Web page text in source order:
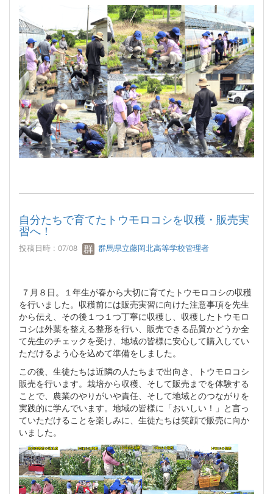
自分たちで育てたトウモロコシを収穫・販売実
習へ！
投稿日時 : 07/08 群馬県立藤岡北高等学校管理者
７月８日。１年生が春から大切に育てたトウモロコシの収穫
を行いました。収穫前には販売実習に向けた注意事項を先生
から伝え、その後１つ１つ丁寧に収穫し、収穫したトウモロ
コシは外葉を整える整形を行い、販売できる品質かどうか全
て先生のチェックを受け、地域の皆様に安心して購入してい
ただけるよう心を込めて準備をしました。
この後、生徒たちは近隣の人たちまで出向き、トウモロコシ
販売を行います。栽培から収穫、そして販売までを体験する
ことで、農業のやりがいや責任、そして地域とのつながりを
実践的に学んでいます。地域の皆様に「おいしい！」と言っ
ていただけることを楽しみに、生徒たちは笑顔で販売に向か
いました。